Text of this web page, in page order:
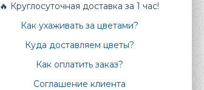
🔥 Круглосуточная доставка за 1 час!
Как ухаживать за цветами?
Куда доставляем цветы?
Как оплатить заказ?
Соглашение клиента